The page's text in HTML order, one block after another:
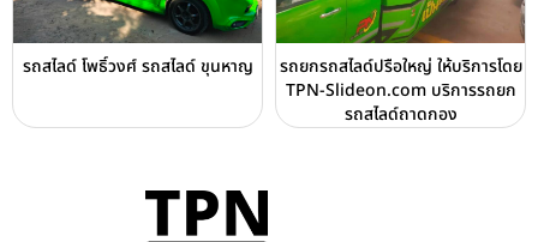
รถสไลด์ โพธิ์วงศ์ รถสไลด์ ขุนหาญ
รถยกรถสไลด์ปรือใหญ่ ให้บริการโดย
TPN-Slideon.com บริการรถยก
รถสไลด์ถาดกอง